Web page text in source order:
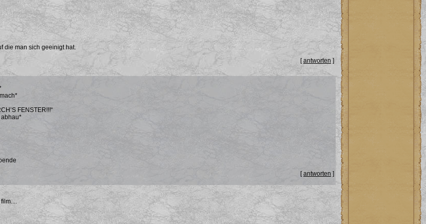
die man sich geeinigt hat.
[antworten ]
FENSTER!!!“
abhau*
[antworten ]